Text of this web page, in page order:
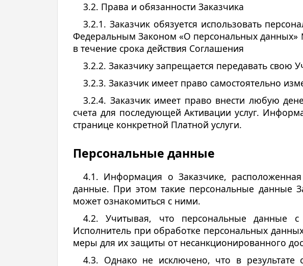
3.2. Права и обязанности Заказчика
3.2.1. Заказчик обязуется использовать
Федеральным Законом «О персональных
в течение срока действия Соглашения
3.2.2. Заказчику запрещается передавать
3.2.3. Заказчик имеет право самостоятельно
3.2.4. Заказчик имеет право внести любую
счета для последующей Активации услуг.
странице конкретной Платной услуги.
Персональные данные
4.1. Информация о Заказчике,
данные. При этом такие персональные данные
может ознакомиться с ними.
4.2. Учитывая, что персональные данные
Исполнитель при обработке персональных
меры для их защиты от несанкционированного
4.3. Однако не исключено, что в результате